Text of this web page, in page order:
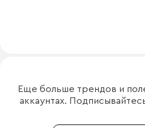
Еще больше трендов и
аккаунтах.